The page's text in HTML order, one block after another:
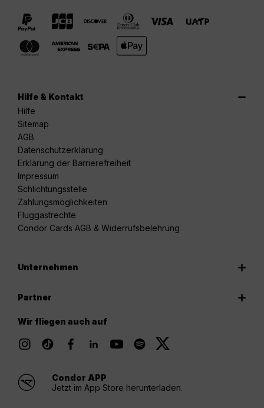
Hilfe & Kontakt
Hilfe
Sitemap
AGB
Datenschutzerklärung
Erklärung der Barrierefreiheit
Impressum
Schlichtungsstelle
Zahlungsmöglichkeiten
Fluggastrechte
Condor Cards AGB & Widerrufsbelehrung
Unternehmen
Partner
Wir fliegen auch auf
Condor APP
Jetzt im App Store herunterladen.